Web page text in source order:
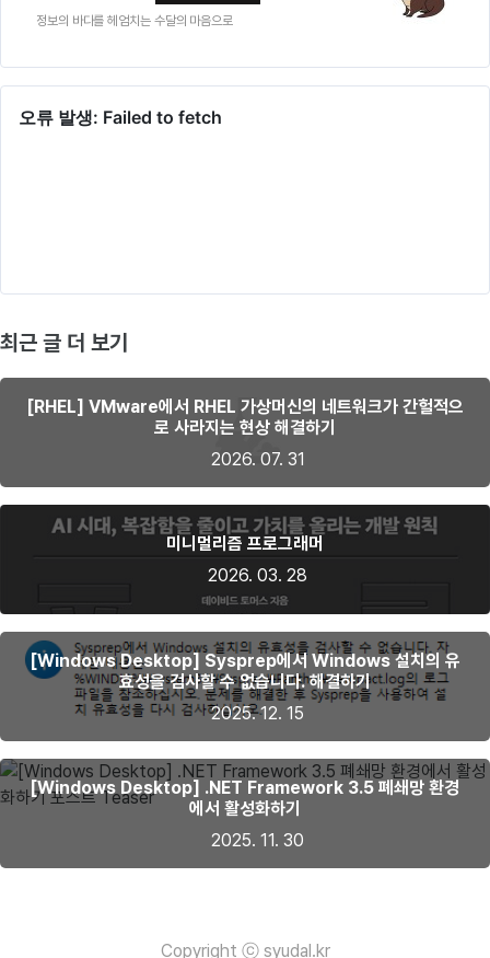
정보의 바다를 헤엄치는 수달의 마음으로
최근 글 더 보기
[RHEL] VMware에서 RHEL 가상머신의 네트워크가 간헐적으
로 사라지는 현상 해결하기
2026. 07. 31
미니멀리즘 프로그래머
2026. 03. 28
[Windows Desktop] Sysprep에서 Windows 설치의 유
효성을 검사할 수 없습니다. 해결하기
2025. 12. 15
[Windows Desktop] .NET Framework 3.5 폐쇄망 환경
에서 활성화하기
2025. 11. 30
Copyright ⓒ syudal.kr